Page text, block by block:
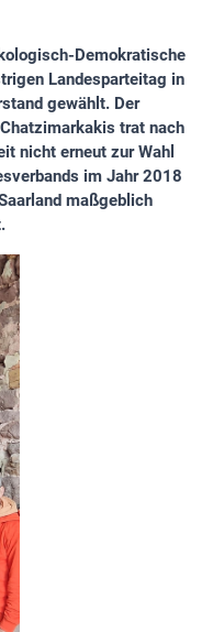
Demokratische
Landesparteitag in
gewählt. Der
trat nach
nicht erneut zur Wahl
im Jahr 2018
maßgeblich